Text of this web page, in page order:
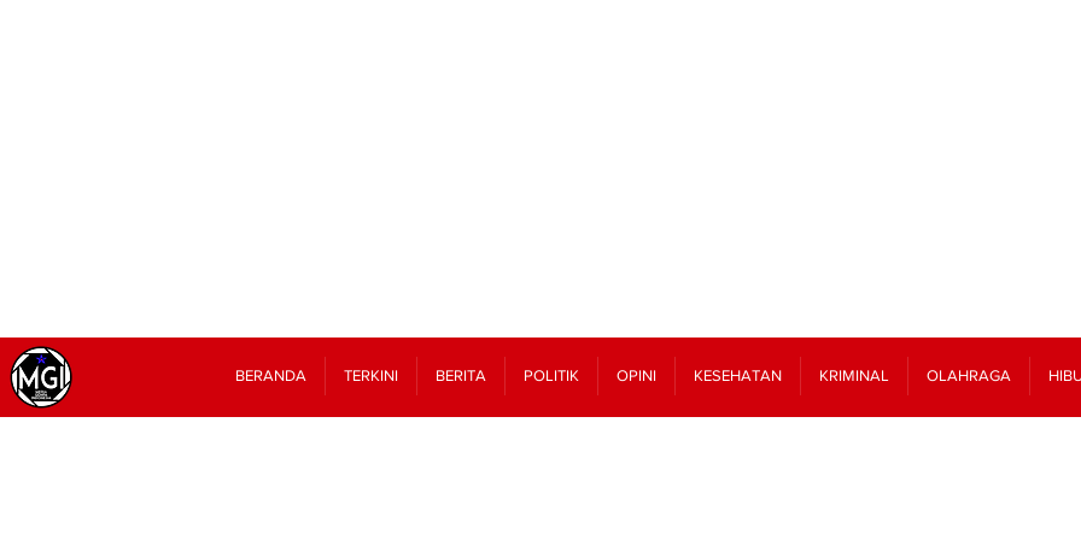
BERANDA TERKINI BERITA POLITIK OPINI KESEHATAN KRIMINAL OLAHRAGA